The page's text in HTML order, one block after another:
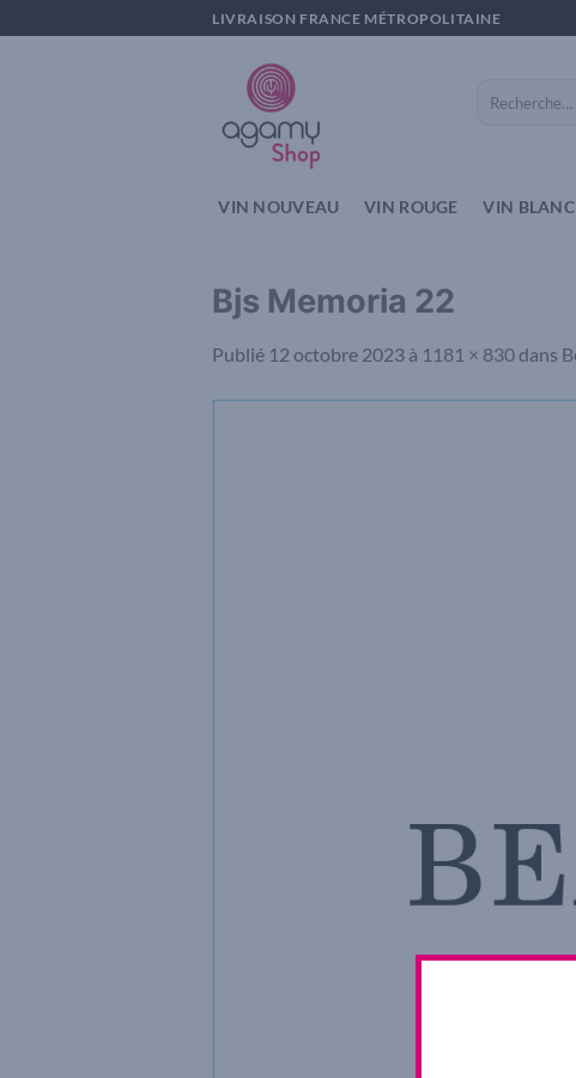
au
LIVRAISON FRANCE MÉTROPOLITAINE
pour :
VIN NOUVEAU VIN ROUGE VIN BLANC
Bjs Memoria 22
Publié 12 octobre 2023 à 1181 × 830 dans